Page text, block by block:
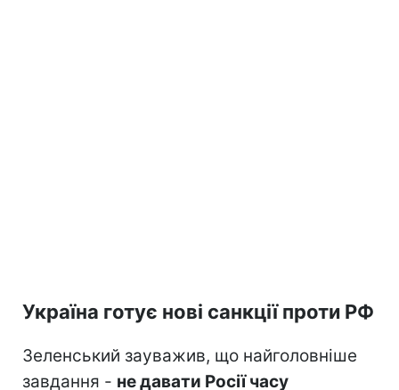
Україна готує нові санкції проти РФ
Зеленський зауважив, що найголовніше
завдання - не давати Росії часу